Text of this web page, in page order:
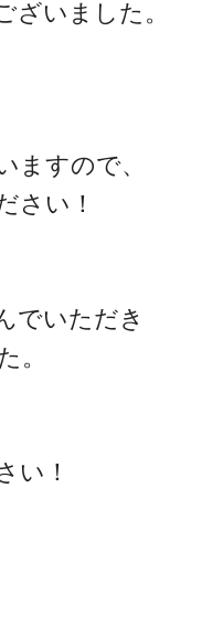
ざいました。
ますので、
さい！
でいただき
。
い！